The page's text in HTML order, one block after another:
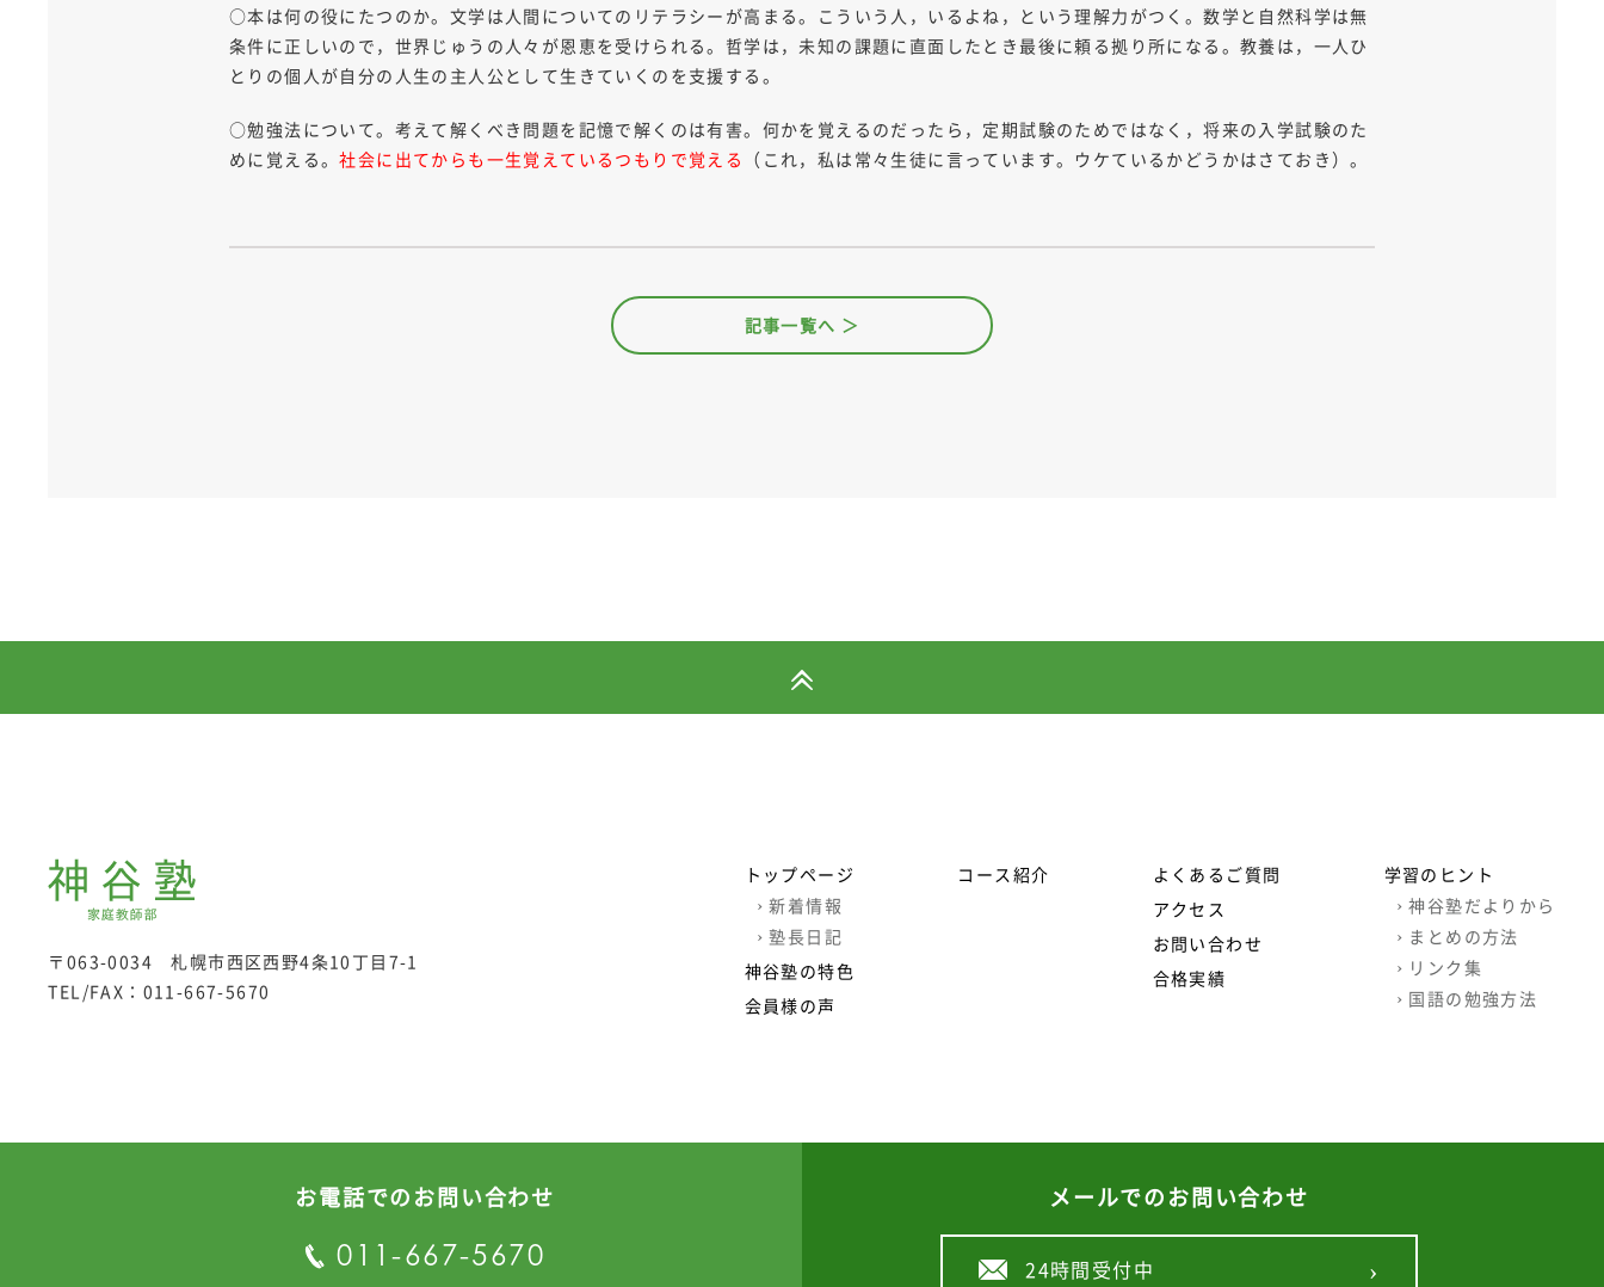
○本は何の役にたつのか。文学は人間についてのリテラシーが高まる。こういう人，いるよね，という理解力がつく。数学と自然科学は無
条件に正しいので，世界じゅうの人々が恩恵を受けられる。哲学は，未知の課題に直面したとき最後に頼る拠り所になる。教養は，一人ひ
とりの個人が自分の人生の主人公として生きていくのを支援する。
○勉強法について。考えて解くべき問題を記憶で解くのは有害。何かを覚えるのだったら，定期試験のためではなく，将来の入学試験のた
めに覚える。社会に出てからも一生覚えているつもりで覚える （これ，私は常々生徒に言っています。ウケているかどうかはさておき）。
記事一覧へ ＞
お電話でのお問い合わせ
011-667-5670
メールでのお問い合わせ
24時間受付中 ›
〒063-0034 札幌市西区西野4条10丁目7-1
TEL/FAX： 011-667-5670
トップページ
› 新着情報
› 塾長日記
神谷塾の特色
会員様の声
コース紹介
よくあるご質問
アクセス
お問い合わせ
合格実績
学習のヒント
› 神谷塾だよりから
› まとめの方法
› リンク集
› 国語の勉強方法
©札幌西区個別指導学習塾・家庭教師 | 神谷塾